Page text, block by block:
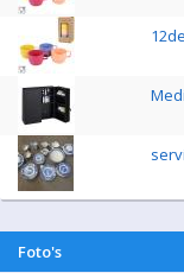
Foto's